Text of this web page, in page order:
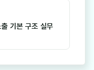
기본 구조 실무